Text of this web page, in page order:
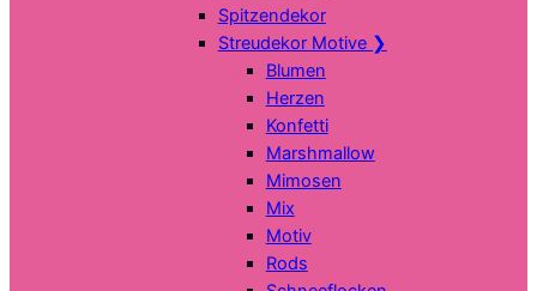
Spitzendekor
Streudekor Motive ❯
Blumen
Herzen
Konfetti
Marshmallow
Mimosen
Mix
Motiv
Rods